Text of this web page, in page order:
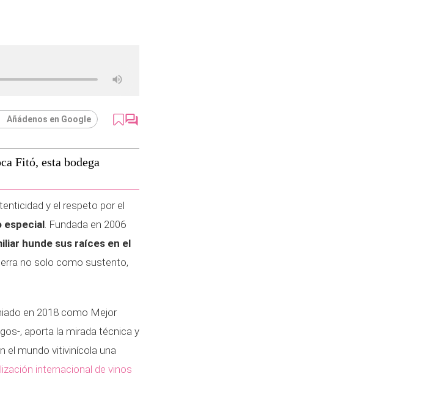
Añádenos en Google
Fitó, esta bodega
y el respeto por el
especial. Fundada en 2006
hunde sus raíces en el
no solo como sustento,
en 2018 como Mejor
, aporta la mirada técnica y
el mundo vitivinícola una
internacional de vinos